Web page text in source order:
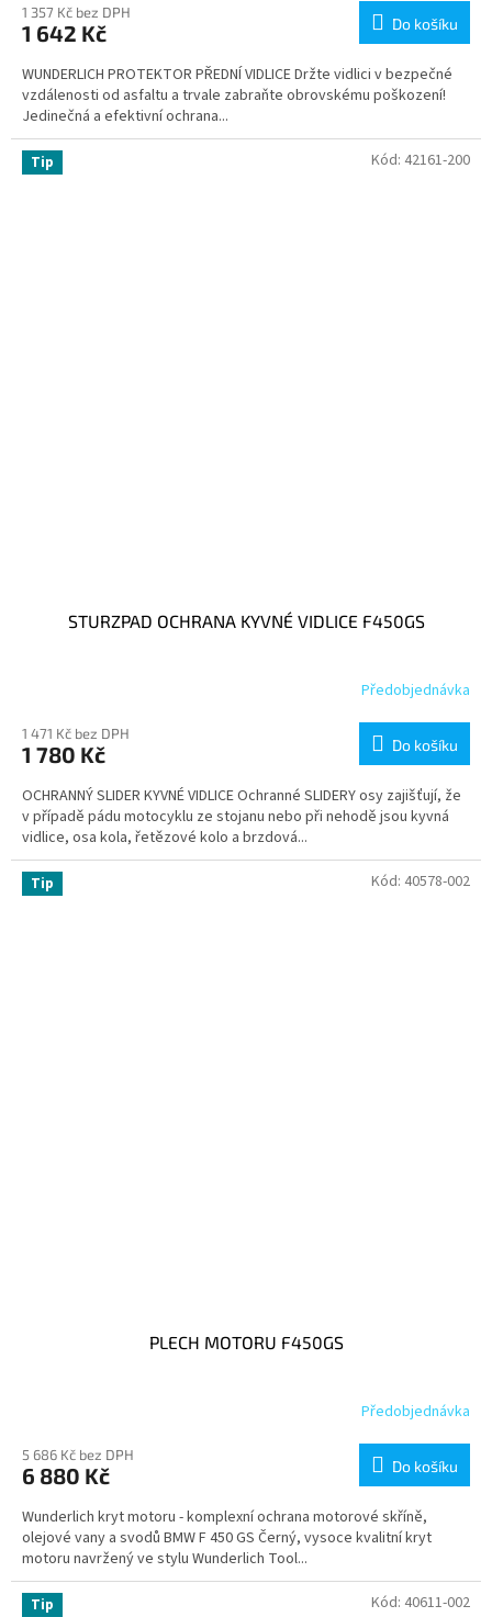
1 357 Kč bez DPH
1 642 Kč Do košíku
WUNDERLICH PROTEKTOR PŘEDNÍ VIDLICE Držte vidlici v bezpečné
vzdálenosti od asfaltu a trvale zabraňte obrovskému poškození!
Jedinečná a efektivní ochrana...
Tip
STURZPAD OCHRANA KYVNÉ VIDLICE F450GS
Předobjednávka
1 471 Kč bez DPH
1 780 Kč Do košíku
OCHRANNÝ SLIDER KYVNÉ VIDLICE Ochranné SLIDERY osy zajišťují, že
v případě pádu motocyklu ze stojanu nebo při nehodě jsou kyvná
vidlice, osa kola, řetězové kolo a brzdová...
Kód: 42161-200
Tip
PLECH MOTORU F450GS
Předobjednávka
5 686 Kč bez DPH
6 880 Kč Do košíku
Wunderlich kryt motoru - komplexní ochrana motorové skříně,
olejové vany a svodů BMW F 450 GS Černý, vysoce kvalitní kryt
motoru navržený ve stylu Wunderlich Tool...
Kód: 40578-002
Tip Kód: 40611-002